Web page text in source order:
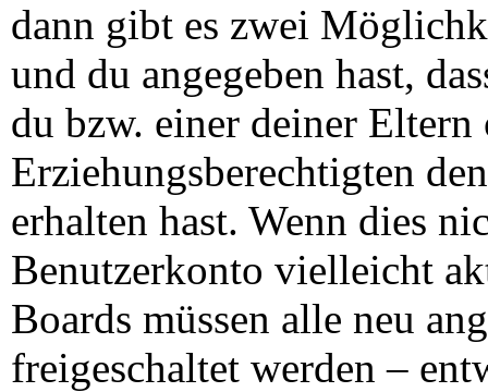
dann gibt es zwei
und du angegeben hast,
du bzw. einer deiner Eltern
Erziehungsberechtigten
erhalten hast. Wenn dies
Benutzerkonto vielleicht
Boards müssen alle neu
freigeschaltet werden –